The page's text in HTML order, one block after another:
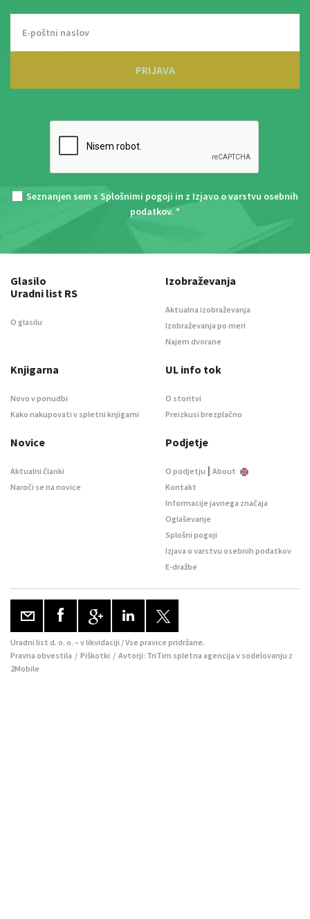
PRIJAVA
Seznanjen sem s Splošnimi pogoji in z Izjavo o varstvu osebnih
podatkov. *
Glasilo
Uradni list RS
O glasilu
Izobraževanja
Aktualna izobraževanja
Izobraževanja po meri
Najem dvorane
Knjigarna
Novo v ponudbi
Kako nakupovati v spletni knjigarni
UL info tok
O storitvi
Preizkusi brezplačno
Novice
Aktualni članki
Naroči se na novice
Podjetje
O podjetju | About
Kontakt
Informacije javnega značaja
Oglaševanje
Splošni pogoji
Izjava o varstvu osebnih podatkov
E-dražbe
Uradni list d. o. o. – v likvidaciji / Vse pravice pridržane.
Pravna obvestila / Piškotki / Avtorji: TriTim spletna agencija v sodelovanju z
2Mobile